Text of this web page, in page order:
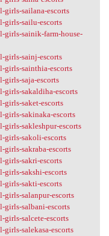
sailana-escorts
girls-sailu-escorts
girls-sainik-farm-house-
girls-sainj-escorts
sainthia-escorts
saja-escorts
sakaldiha-escorts
saket-escorts
sakinaka-escorts
sakleshpur-escorts
girls-sakoli-escorts
sakraba-escorts
girls-sakri-escorts
sakshi-escorts
girls-sakti-escorts
salanpur-escorts
salbani-escorts
salcete-escorts
salekasa-escorts